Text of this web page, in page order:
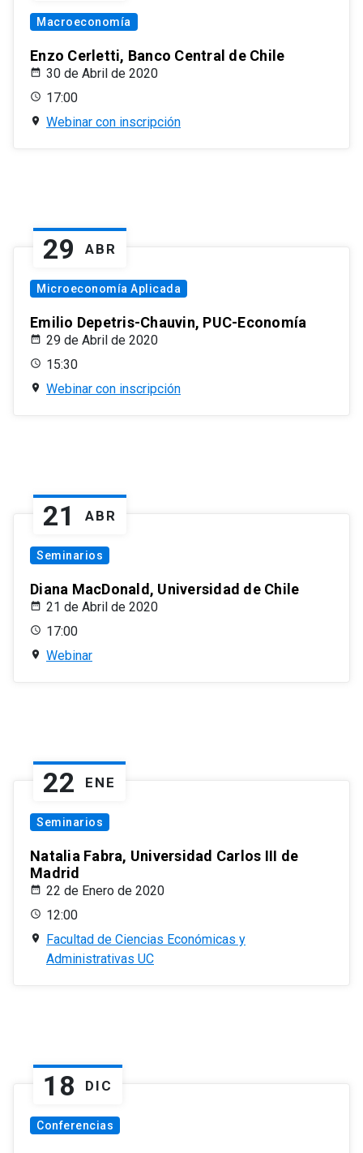
Macroeconomía
Enzo Cerletti, Banco Central de Chile
30 de Abril de 2020
17:00
Webinar con inscripción
29 ABR
Microeconomía Aplicada
Emilio Depetris-Chauvin, PUC-Economía
29 de Abril de 2020
15:30
Webinar con inscripción
21 ABR
Seminarios
Diana MacDonald, Universidad de Chile
21 de Abril de 2020
17:00
Webinar
22 ENE
Seminarios
Natalia Fabra, Universidad Carlos III de
Madrid
22 de Enero de 2020
12:00
Facultad de Ciencias Económicas y
Administrativas UC
18 DIC
Conferencias